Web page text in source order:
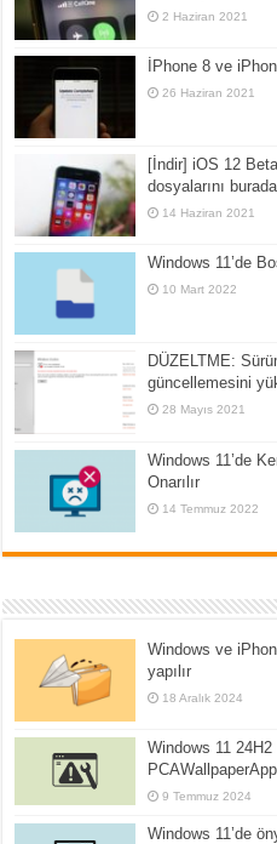
2 Haziran 2021
İPhone 8 ve
26 Haziran 2021
[İndir] iOS 12
dosyalarını
14 Haziran 2021
Windows 11’de
10 Mart 2022
DÜZELTME:
güncellemesini
28 Mayıs 2021
Windows 11’de
Onarılır
14 Temmuz 2022
Windows ve
yapılır
18 Aralık 2024
Windows 11
9 Temmuz 2024
Windows 11’de